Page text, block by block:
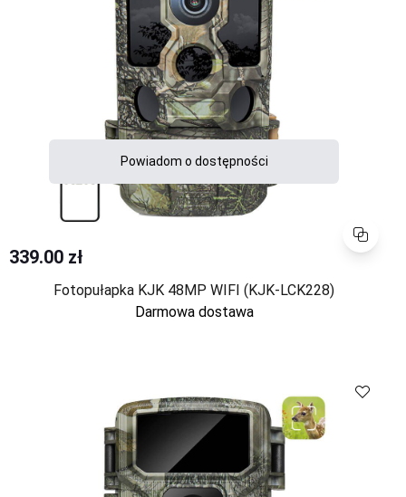
Porównaj
Powiadom o dostępności
339.00 zł
Fotopułapka KJK 48MP WIFI (KJK-LCK228)
Darmowa dostawa